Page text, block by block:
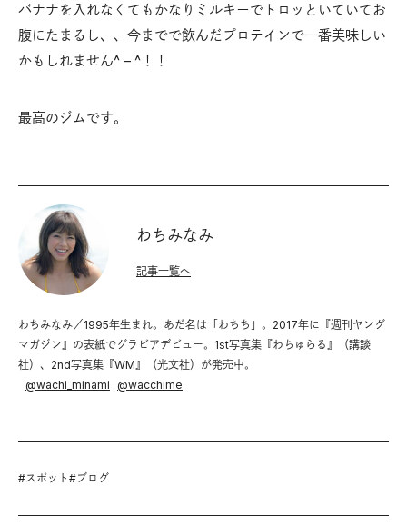
バナナを入れなくてもかなりミルキーでトロッといていてお
腹にたまるし、、今までで飲んだプロテインで一番美味しい
かもしれません^ – ^！！
最高のジムです。
わちみなみ
わちみなみ／1995年生まれ。あだ名は「わちち」。2017年に『週刊ヤング
マガジン』の表紙でグラビアデビュー。1st写真集『わちゅらる』（講談
社）、2nd写真集『WM』（光文社）が発売中。
@wachi_minami @wacchime
記事一覧へ
#スポット #ブログ